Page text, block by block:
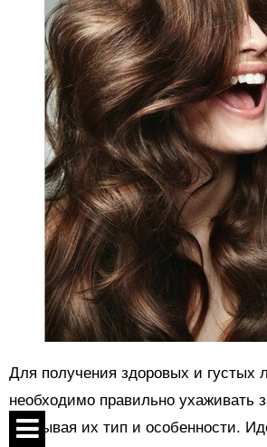
Для получения здоровых и густых
необходимо правильно ухаживать
учитывая их тип и особенности.